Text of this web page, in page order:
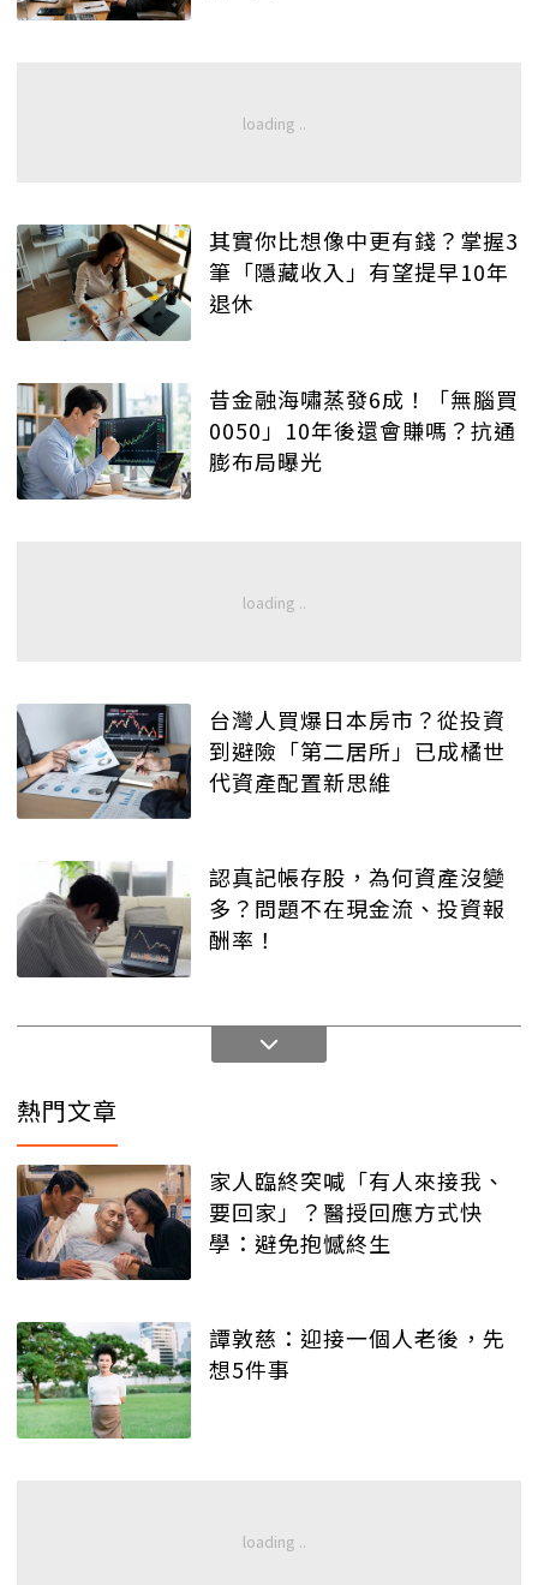
其實你比想像中更有錢？掌握3
筆「隱藏收入」有望提早10年
退休
昔金融海嘯蒸發6成！「無腦買
0050」10年後還會賺嗎？抗通
膨布局曝光
台灣人買爆日本房市？從投資
到避險「第二居所」已成橘世
代資產配置新思維
認真記帳存股，為何資產沒變
多？問題不在現金流、投資報
酬率！
熱門文章
家人臨終突喊「有人來接我、
要回家」？醫授回應方式快
學：避免抱憾終生
譚敦慈：迎接一個人老後，先
想5件事